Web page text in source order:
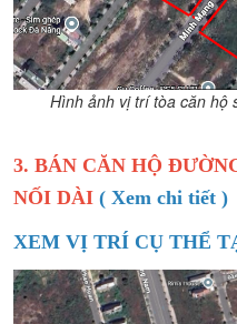
Hình ảnh vị trí tòa căn hộ
3. BÁN CĂN HỘ
NỐI DÀI ( Xem chi tiết )
XEM VỊ TRÍ CỤ THỂ